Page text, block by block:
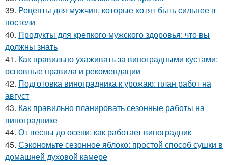
39. Рецепты для мужчин, которые хотят быть сильнее в
постели
40. Продукты для крепкого мужского здоровья: что вы
должны знать
41. Как правильно ухаживать за виноградными кустами:
основные правила и рекомендации
42. Подготовка виноградника к урожаю: план работ на
август
43. Как правильно планировать сезонные работы на
винограднике
44. От весны до осени: как работает виноградник
45. Сэкономьте сезонное яблоко: простой способ сушки в
домашней духовой камере